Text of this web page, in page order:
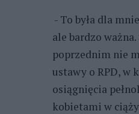
- To była dla
ale bardzo
poprzednim nie
ustawy o RPD, w
osiągnięcia
kobietami w